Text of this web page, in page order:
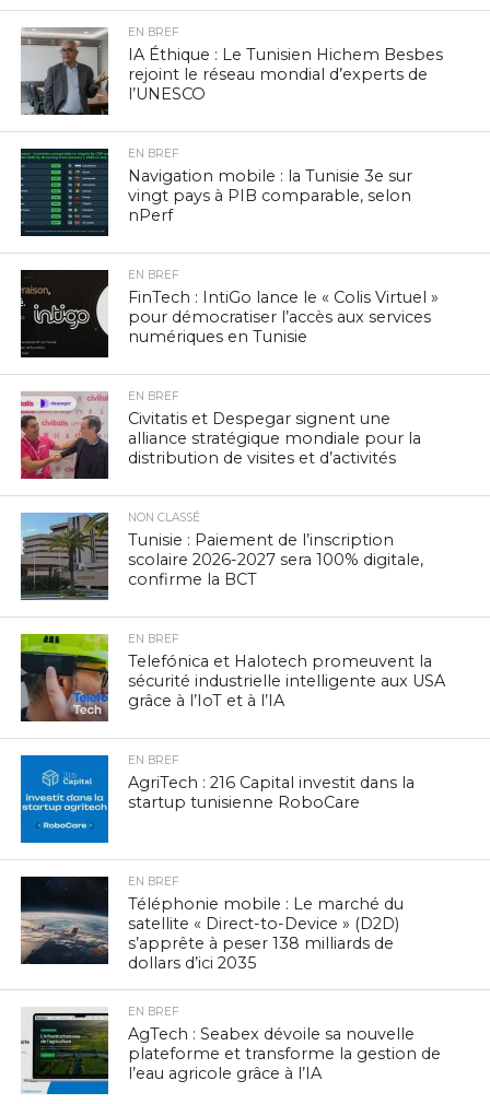
EN BREF
IA Éthique : Le Tunisien Hichem Besbes
rejoint le réseau mondial d’experts de
l’UNESCO
EN BREF
Navigation mobile : la Tunisie 3e sur
vingt pays à PIB comparable, selon
nPerf
EN BREF
FinTech : IntiGo lance le « Colis Virtuel »
pour démocratiser l’accès aux services
numériques en Tunisie
EN BREF
Civitatis et Despegar signent une
alliance stratégique mondiale pour la
distribution de visites et d’activités
NON CLASSÉ
Tunisie : Paiement de l’inscription
scolaire 2026-2027 sera 100% digitale,
confirme la BCT
EN BREF
Telefónica et Halotech promeuvent la
sécurité industrielle intelligente aux USA
grâce à l’IoT et à l’IA
EN BREF
AgriTech : 216 Capital investit dans la
startup tunisienne RoboCare
EN BREF
Téléphonie mobile : Le marché du
satellite « Direct-to-Device » (D2D)
s’apprête à peser 138 milliards de
dollars d’ici 2035
EN BREF
AgTech : Seabex dévoile sa nouvelle
plateforme et transforme la gestion de
l’eau agricole grâce à l’IA